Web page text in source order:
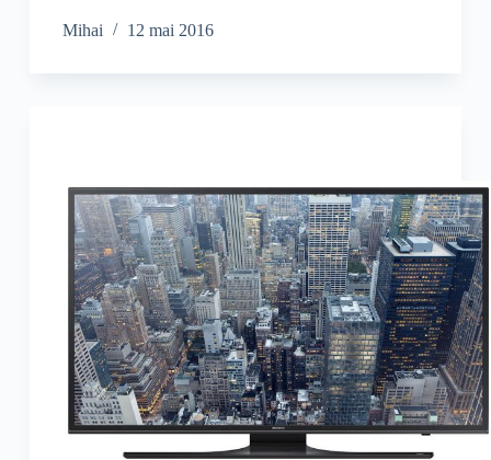
Mihai 12 mai 2016